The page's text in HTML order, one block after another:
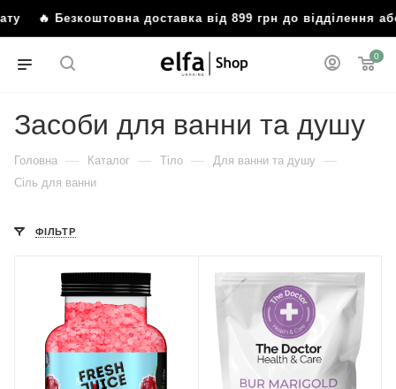
Безкоштовна доставка від 899 грн до відділення або
0
Засоби для ванни та душу
Головна — Каталог — Тіло — Для ванни та душу —
Сіль для ванни
ФІЛЬТР